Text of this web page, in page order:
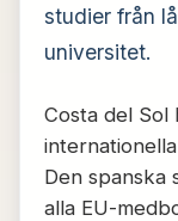
studier från
universitet.
Costa del Sol
Den spanska
alla EU-